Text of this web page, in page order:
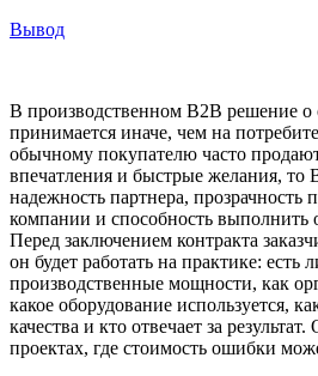
Вывод
В производственном B2B решение о
принимается иначе, чем на
обычному покупателю часто
впечатления и быстрые желания, то
надежность партнера, прозрачность
компании и способность выполнить
Перед заключением контракта
он будет работать на практике: есть
производственные мощности, как
какое оборудование используется,
качества и кто отвечает за
проектах, где стоимость ошибки